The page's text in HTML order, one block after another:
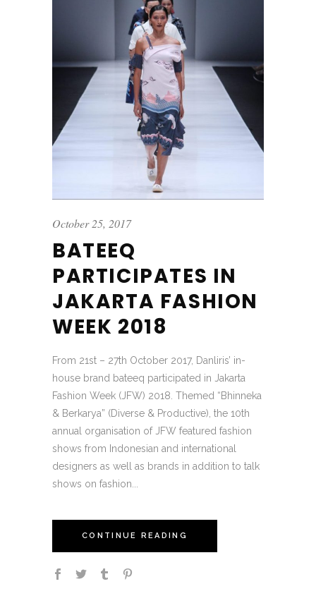
October 25, 2017
BATEEQ
PARTICIPATES IN
JAKARTA FASHION
WEEK 2018
From 21st – 27th October 2017, Danliris’ in-
house brand bateeq participated in Jakarta
Fashion Week (JFW) 2018. Themed “Bhinneka
& Berkarya” (Diverse & Productive), the 10th
annual organisation of JFW featured fashion
shows from Indonesian and international
designers as well as brands in addition to talk
shows on fashion...
CONTINUE READING